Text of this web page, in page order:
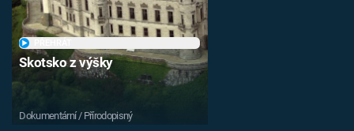
Skotsko z výšky
Dokumentární / Přírodopisný